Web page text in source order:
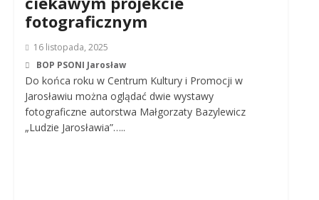
fotograficznym
16 listopada, 2025
BOP PSONI Jarosław
Do końca roku w Centrum Kultury i Promocji w
Jarosławiu można oglądać dwie wystawy
fotograficzne autorstwa Małgorzaty Bazylewicz
„Ludzie Jarosławia”…..